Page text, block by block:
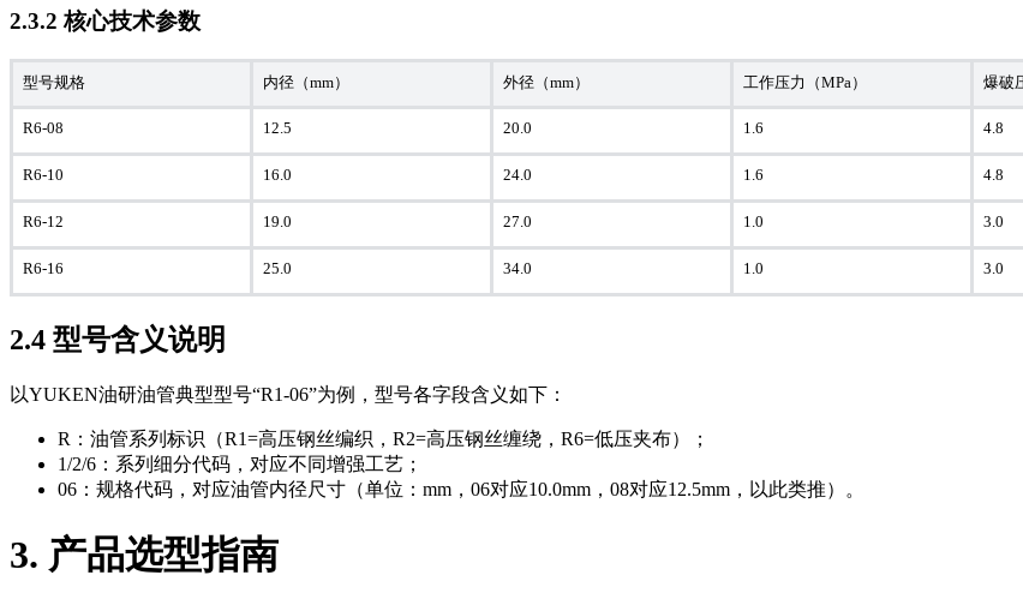
2.3.2 核心技术参数
型号规格 内径（mm） 外径（mm） 工作压力（MPa） 爆破
R6-08 12.5 20.0 1.6 4.8
R6-10 16.0 24.0 1.6 4.8
R6-12 19.0 27.0 1.0 3.0
R6-16 25.0 34.0 1.0 3.0
2.4 型号含义说明
以YUKEN油研油管典型型号“R1-06”为例，型号各字段含义如下：
R：油管系列标识（R1=高压钢丝编织，R2=高压钢丝缠绕，R6=低压夹布）；
1/2/6：系列细分代码，对应不同增强工艺；
06：规格代码，对应油管内径尺寸（单位：mm，06对应10.0mm，08对应12.5mm，以此类推）。
3. 产品选型指南